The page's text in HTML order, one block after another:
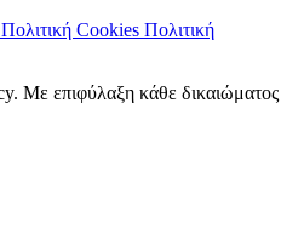
Πολιτική Cookies Πολιτική
Με επιφύλαξη κάθε δικαιώματος